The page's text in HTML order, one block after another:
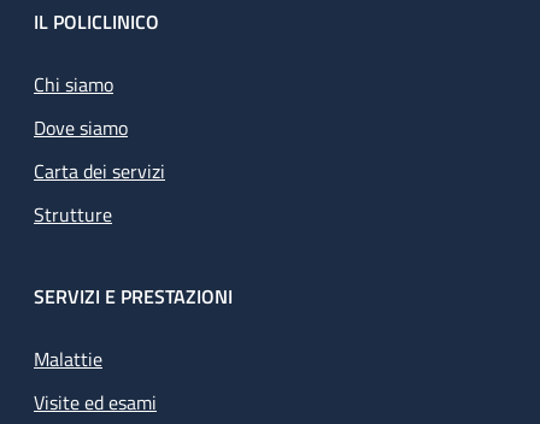
Footer
IL POLICLINICO
Chi siamo
Dove siamo
Carta dei servizi
Strutture
SERVIZI E PRESTAZIONI
Malattie
Visite ed esami